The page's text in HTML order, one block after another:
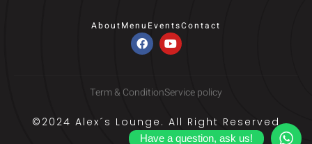
AboutMenu EventsContact
©2024 Alex´s Lounge. All Right Reserved
Term & ConditionService policy
Have a question, ask us!